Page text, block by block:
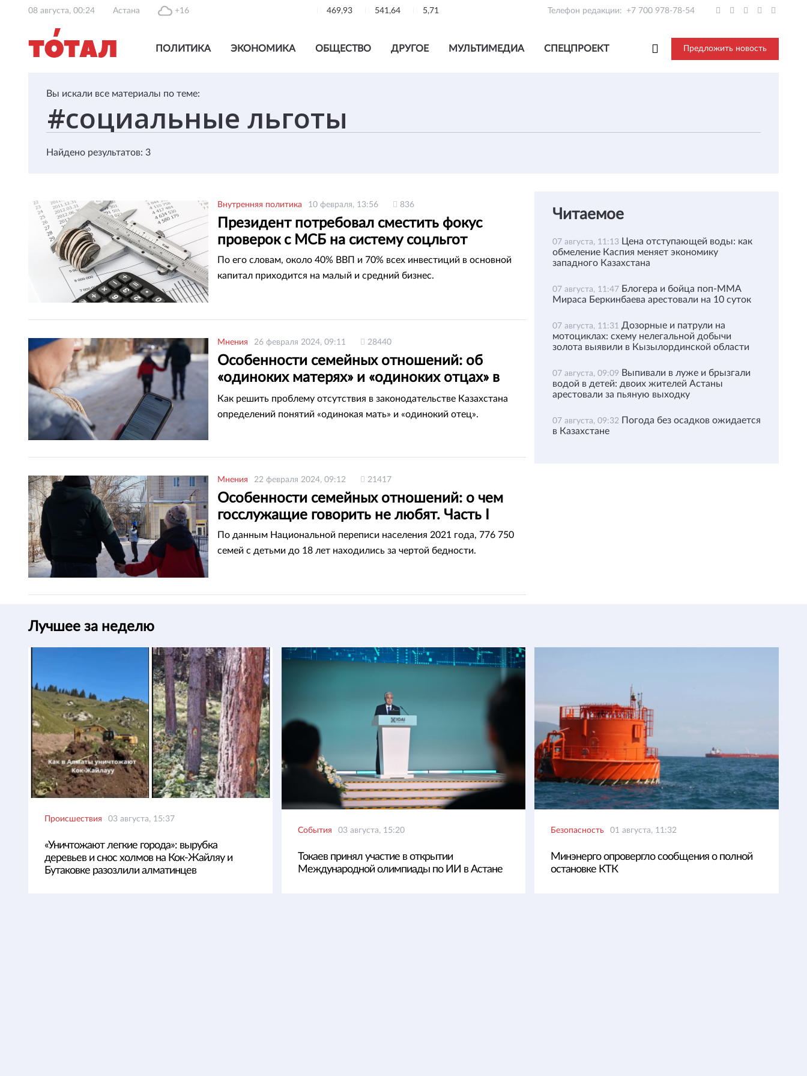
08 августа, 00:24 Астана +16 469,93 541,64 5,71 Телефон редакции: +7 700 978-78-54
ПОЛИТИКА ЭКОНОМИКА ОБЩЕСТВО ДРУГОЕ МУЛЬТИМЕДИА СПЕЦПРОЕКТ Предложить новость
Вы искали все материалы по теме:
Найдено результатов: 3
Внутренняя политика 10 февраля, 13:56 836
Президент потребовал сместить фокус
проверок с МСБ на систему соцльгот
По его словам, около 40% ВВП и 70% всех инвестиций в основной
капитал приходится на малый и средний бизнес.
Мнения 26 февраля 2024, 09:11 28440
Особенности семейных отношений: об
«одиноких матерях» и «одиноких отцах» в
Казахстане. Часть II
Как решить проблему отсутствия в законодательстве Казахстана
определений понятий «одинокая мать» и «одинокий отец».
Мнения 22 февраля 2024, 09:12 21417
Особенности семейных отношений: о чем
госслужащие говорить не любят. Часть I
По данным Национальной переписи населения 2021 года, 776 750
семей с детьми до 18 лет находились за чертой бедности.
Читаемое
07 августа, 11:13 Цена отступающей воды: как
обмеление Каспия меняет экономику
западного Казахстана
07 августа, 11:47 Блогера и бойца поп-ММА
Мираса Беркинбаева арестовали на 10 суток
07 августа, 11:31 Дозорные и патрули на
мотоциклах: схему нелегальной добычи
золота выявили в Кызылординской области
07 августа, 09:09 Выпивали в луже и брызгали
водой в детей: двоих жителей Астаны
арестовали за пьяную выходку
07 августа, 09:32 Погода без осадков ожидается
в Казахстане
Лучшее за неделю
Происшествия 03 августа, 15:37
«Уничтожают легкие города»: вырубка
деревьев и снос холмов на Кок-Жайляу и
Бутаковке разозлили алматинцев
События 03 августа, 15:20
Токаев принял участие в открытии
Международной олимпиады по ИИ в Астане
Безопасность 01 августа, 11:32
Минэнерго опровергло сообщения о полной
остановке КТК